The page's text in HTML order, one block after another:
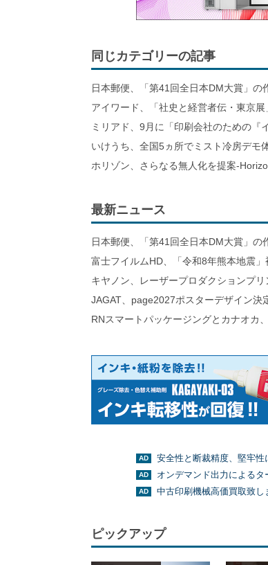
同じカテゴリーの記事
日本郵便、「第41回全日本DM大賞」の
アイワード、「社史と経営者伝・東京
ミリアド、9月に「印刷会社のための『
いけうち、全国5ヵ所でミスト冷房デモ
ホリゾン、さらなる無人化を提案-
最新ニュース
日本郵便、「第41回全日本DM大賞」の
富士フイルムHD、「令和8年熊本地震
キヤノン、レーザープロダクションプ
JAGAT、page2027ポスターデザイン決
RNスマートパッケージングとカナオカ
安全性と断裁精度、堅牢
オンデマンド出力による
中古印刷機械高価買取致
ピックアップ